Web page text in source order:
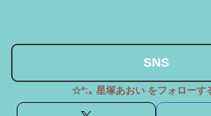
SNS
☆*:｡ 星塚あおい をフォロー